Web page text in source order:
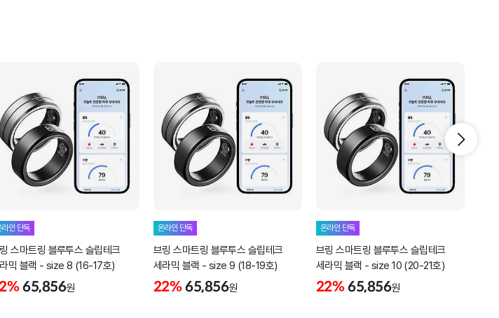
라인 단독
스마트링 블루투스 슬립테크
믹 블랙 - size 8 (16-17호)
65,856원
온라인 단독
브링 스마트링 블루투스 슬립테크
세라믹 블랙 - size 9 (18-19호)
22% 65,856원
온라인 단독
브링 스마트링 블루투스 슬립테크
세라믹 블랙 - size 10 (20-21호)
22% 65,856원